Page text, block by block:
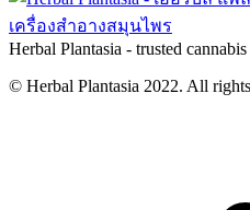
Herbal Plantasia - trusted
© Herbal Plantasia 2022. All